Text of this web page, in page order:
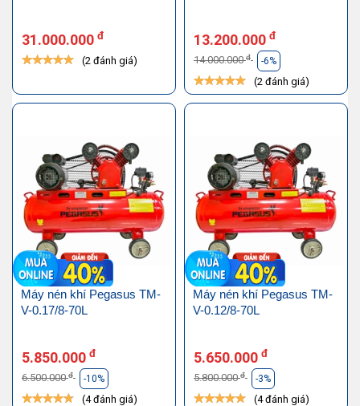
31.000.000 đ
(2 đánh giá)
13.200.000 đ
14.000.000đ -6%
(2 đánh giá)
Máy nén khí Pegasus TM-
V-0.17/8-70L
5.850.000 đ
6.500.000đ -10%
(4 đánh giá)
Máy nén khí Pegasus TM-
V-0.12/8-70L
5.650.000 đ
5.800.000đ -3%
(4 đánh giá)